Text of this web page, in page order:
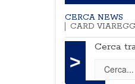
CERCA NEWS
CARD
>
Cerca